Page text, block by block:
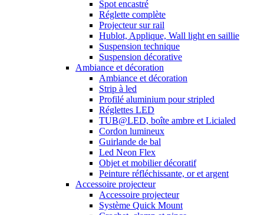
Spot encastré
Réglette complète
Projecteur sur rail
Hublot, Applique, Wall light en saillie
Suspension technique
Suspension décorative
Ambiance et décoration
Ambiance et décoration
Strip à led
Profilé aluminium pour stripled
Réglettes LED
TUB@LED, boîte ambre et Licialed
Cordon lumineux
Guirlande de bal
Led Neon Flex
Objet et mobilier décoratif
Peinture réfléchissante, or et argent
Accessoire projecteur
Accessoire projecteur
Système Quick Mount